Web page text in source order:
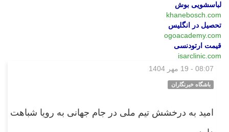
لباسشویی بوش
khanebosch.com
تحصیل در انگلیس
ogoacademy.com
قیمت ارتودنسی
isarclinic.com
08:07 - 19 مهر 1404
باشگاه خبرنگاران
امید به درخشش تیم ملی در جام جهانی به رویا شباهت